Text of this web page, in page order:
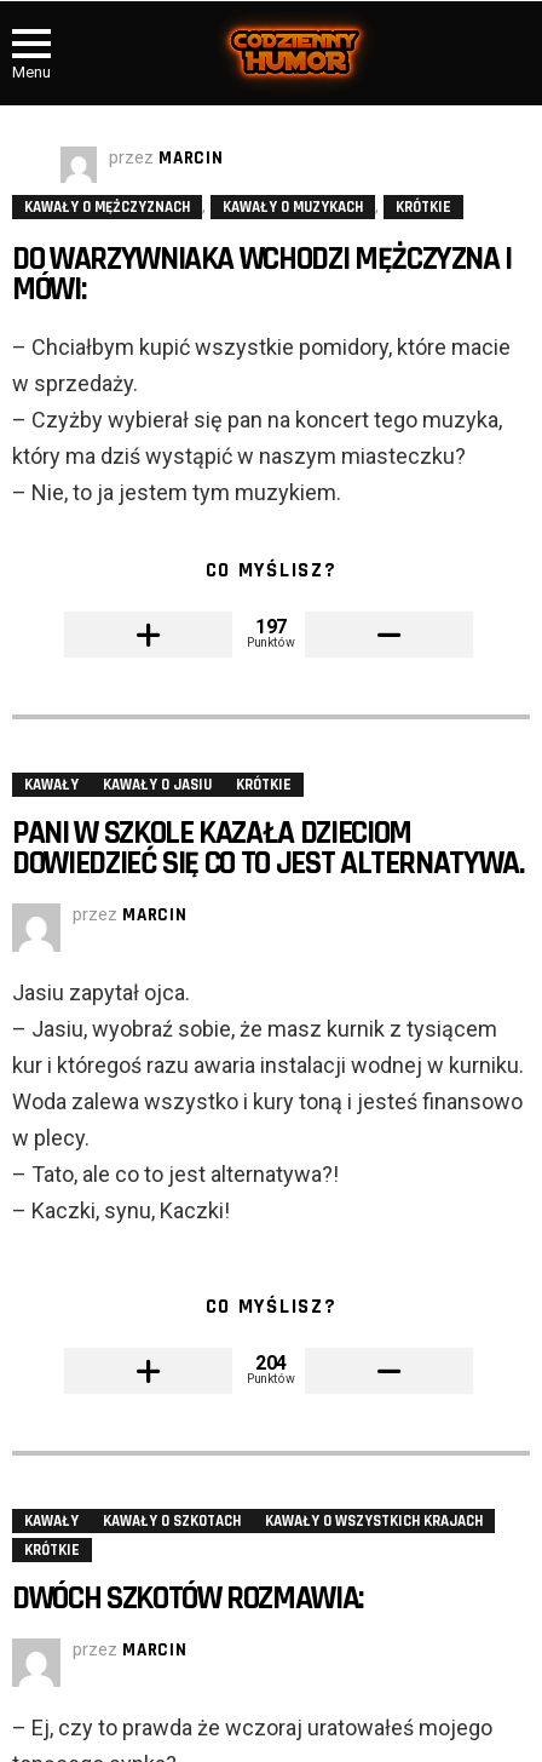
Menu
przez MARCIN
KAWAŁY O MĘŻCZYZNACH , KAWAŁY O MUZYKACH , KRÓTKIE
DO WARZYWNIAKA WCHODZI MĘŻCZYZNA I
MÓWI:
– Chciałbym kupić wszystkie pomidory, które macie
w sprzedaży.
– Czyżby wybierał się pan na koncert tego muzyka,
który ma dziś wystąpić w naszym miasteczku?
– Nie, to ja jestem tym muzykiem.
CO MYŚLISZ?
197
Punktów
KAWAŁY KAWAŁY O JASIU KRÓTKIE
PANI W SZKOLE KAZAŁA DZIECIOM
DOWIEDZIEĆ SIĘ CO TO JEST ALTERNATYWA.
przez MARCIN
Jasiu zapytał ojca.
– Jasiu, wyobraź sobie, że masz kurnik z tysiącem
kur i któregoś razu awaria instalacji wodnej w kurniku.
Woda zalewa wszystko i kury toną i jesteś finansowo
w plecy.
– Tato, ale co to jest alternatywa?!
– Kaczki, synu, Kaczki!
CO MYŚLISZ?
204
Punktów
KAWAŁY KAWAŁY O SZKOTACH
KAWAŁY O WSZYSTKICH KRAJACH
KRÓTKIE
DWÓCH SZKOTÓW ROZMAWIA:
przez MARCIN
– Ej, czy to prawda że wczoraj uratowałeś mojego